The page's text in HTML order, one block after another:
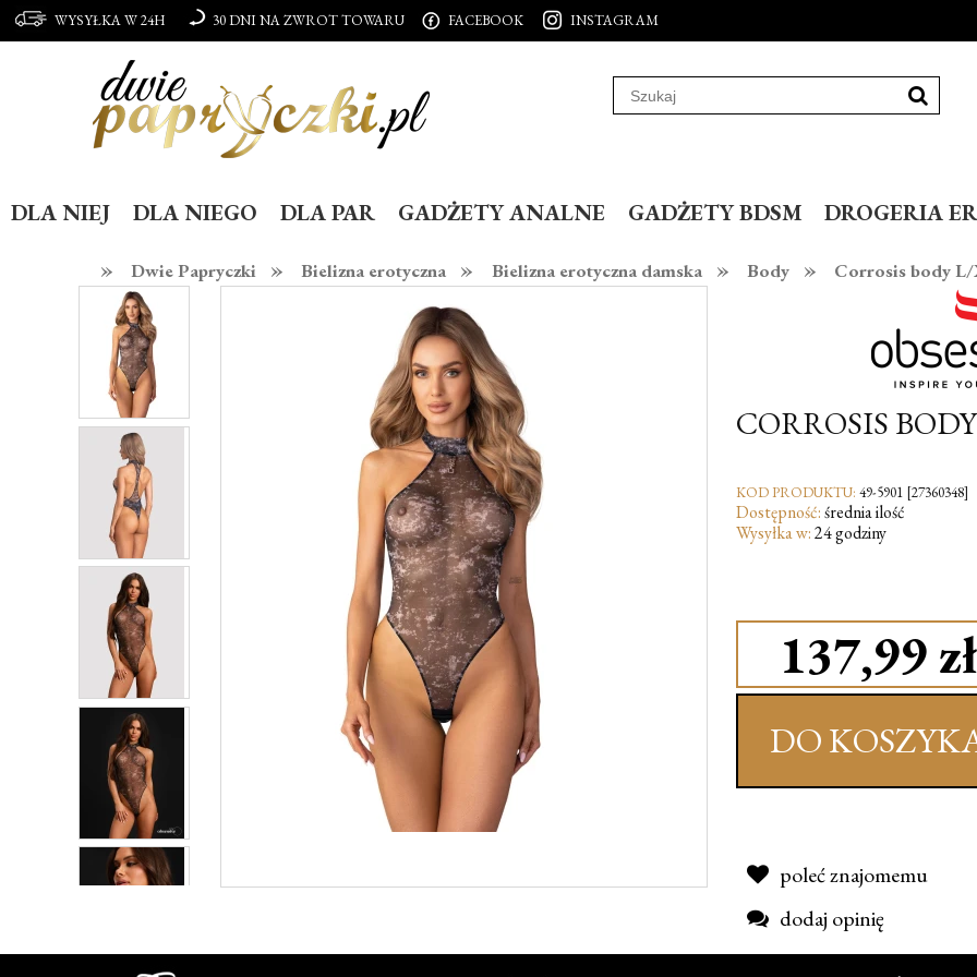
DLA NIEJ DLA NIEGO DLA PAR GADŻETY ANALNE GADŻETY BDSM
DROGERIA
»
Dwie Papryczki » Bielizna erotyczna » Bielizna erotyczna damska » Body » Corrosis body
WYSYŁKA W 24H 30 DNI NA ZWROT TOWARU FACEBOOK INSTAGRAM
CORROSIS
KOD PRODUKTU: 49-5901 [27360348]
Dostępność:średnia ilość
Wysyłka w:24 godziny
137,99 zł
DO
poleć znajomemu
dodaj opinię